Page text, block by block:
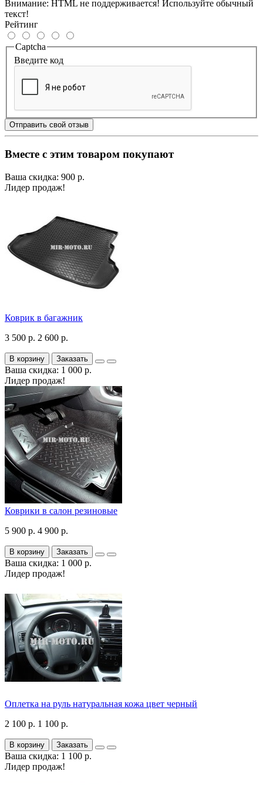
Внимание: HTML не поддерживается! Используйте обычный
текст!
Рейтинг
Captcha
Введите код
Отправить свой отзыв
Вместе с этим товаром покупают
Ваша скидка: 900 р.
Лидер продаж!
Коврик в багажник
3 500 р. 2 600 р.
В корзину Заказать
Ваша скидка: 1 000 р.
Лидер продаж!
Коврики в салон резиновые
5 900 р. 4 900 р.
В корзину Заказать
Ваша скидка: 1 000 р.
Лидер продаж!
Оплетка на руль натуральная кожа цвет черный
2 100 р. 1 100 р.
В корзину Заказать
Ваша скидка: 1 100 р.
Лидер продаж!